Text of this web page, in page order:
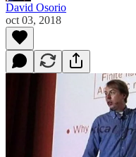
David Osorio
oct 03, 2018